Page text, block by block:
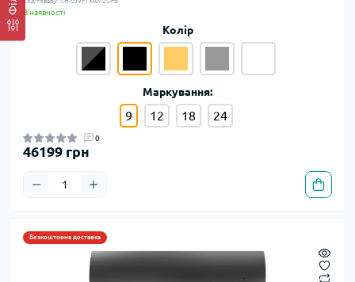
В наявності
Колір
Маркування:
9 12 18 24
0
46199 грн
Безкоштовна доставка